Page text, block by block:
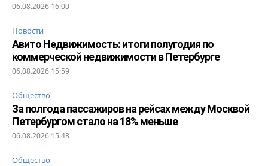
06.08.2026 16:00
Новости
Авито Недвижимость: итоги полугодия по
коммерческой недвижимости в Петербурге
06.08.2026 15:59
Общество
За полгода пассажиров на рейсах между Москвой
Петербургом стало на 18% меньше
06.08.2026 15:48
Общество